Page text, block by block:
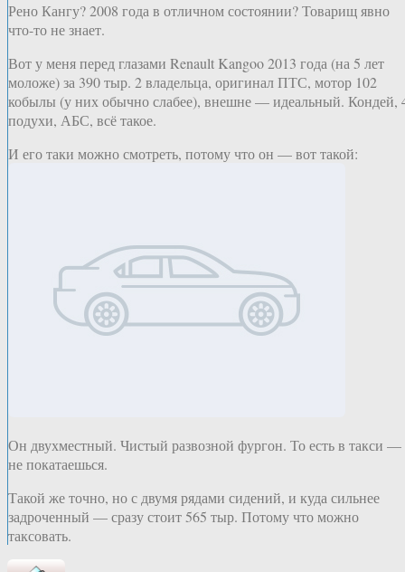
Рено Кангу? 2008 года в отличном состоянии? Товарищ явно
что-то не знает.
Вот у меня перед глазами Renault Kangoo 2013 года (на 5 лет
моложе) за 390 тыр. 2 владельца, оригинал ПТС, мотор 102
кобылы (у них обычно слабее), внешне — идеальный. Кондей,
подухи, АБС, всё такое.
И его таки можно смотреть, потому что он — вот такой:
Он двухместный. Чистый развозной фургон. То есть в такси —
не покатаешься.
Такой же точно, но с двумя рядами сидений, и куда сильнее
задроченный — сразу стоит 565 тыр. Потому что можно
таксовать.